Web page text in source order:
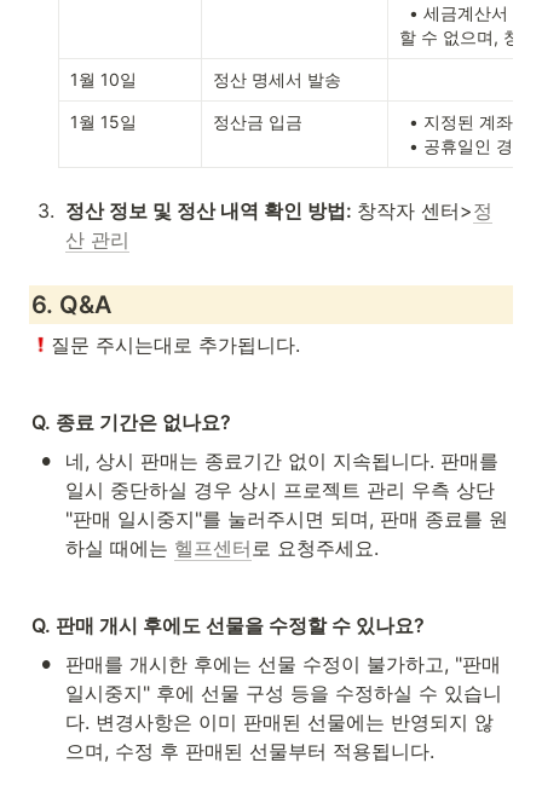
• 세금계산서
할 수 없으며, 창
1월 10일 정산 명세서 발송
1월 15일 정산금 입금
• 공휴일인 경
3. 정산 정보 및 정산 내역 확인 방법: 창작자 센터>정
산 관리
6. Q&A
질문 주시는대로 추가됩니다.
Q. 종료 기간은 없나요?
•
네, 상시 판매는 종료기간 없이 지속됩니다. 판매를
일시 중단하실 경우 상시 프로젝트 관리 우측 상단
"판매 일시중지"를 눌러주시면 되며, 판매 종료를 원
하실 때에는 헬프센터로 요청주세요.
Q. 판매 개시 후에도 선물을 수정할 수 있나요?
•
판매를 개시한 후에는 선물 수정이 불가하고, "판매
일시중지" 후에 선물 구성 등을 수정하실 수 있습니
다. 변경사항은 이미 판매된 선물에는 반영되지 않
으며, 수정 후 판매된 선물부터 적용됩니다.